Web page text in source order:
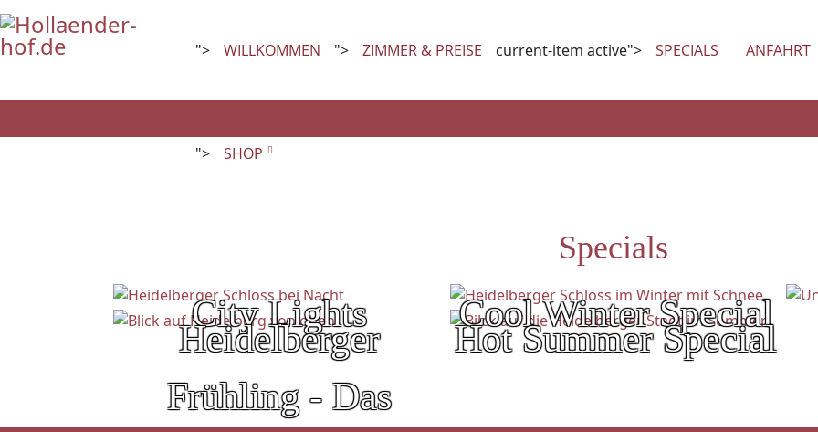
"> WILLKOMMEN "> ZIMMER & PREISE current-item active"> SPECIALS ANFAHRT
"> SHOP
Specials
City Lights Cool Winter Special
Gönnen Sie sich 1 Tag in Heidelberg und
genießen Sie die Schönheiten der
Heidelberger
Frühling - Das
Hot Summer Special